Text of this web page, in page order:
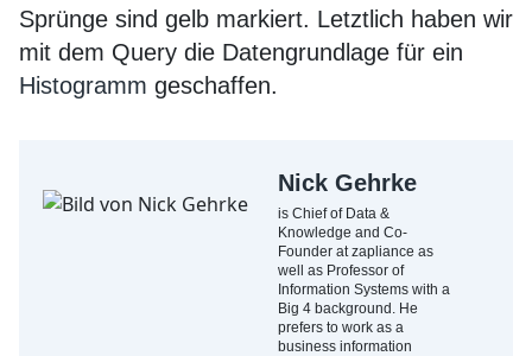
Sprünge sind gelb markiert. Letztlich haben wir
mit dem Query die Datengrundlage für ein
Histogramm geschaffen.
Nick Gehrke
is Chief of Data &
Knowledge and Co-
Founder at zapliance as
well as Professor of
Information Systems with a
Big 4 background. He
prefers to work as a
business information